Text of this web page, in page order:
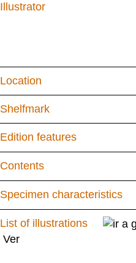
Illustrator
Location
Shelfmark
Edition features
Contents
Specimen characteristics
List of illustrations
Ver